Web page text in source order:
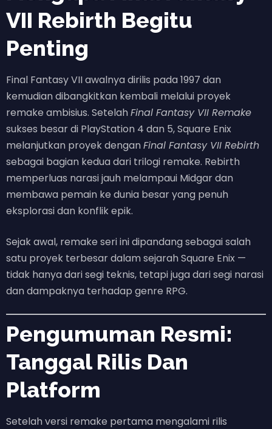
VII Rebirth Begitu
Penting
Final Fantasy VII awalnya dirilis pada 1997 dan
kemudian dibangkitkan kembali melalui proyek
remake ambisius. SetelahFinal Fantasy VII Remake
sukses besar di PlayStation 4 dan 5, Square Enix
melanjutkan proyek denganFinal Fantasy VII Rebirth
sebagai bagian kedua dari trilogi remake. Rebirth
memperluas narasi jauh melampaui Midgar dan
membawa pemain ke dunia besar yang penuh
eksplorasi dan konflik epik.
Sejak awal, remake seri ini dipandang sebagai salah
satu proyek terbesar dalam sejarah Square Enix —
tidak hanya dari segi teknis, tetapi juga dari segi narasi
dan dampaknya terhadap genre RPG.
Pengumuman Resmi:
Tanggal Rilis Dan
Platform
Setelah versi remake pertama mengalami rilis